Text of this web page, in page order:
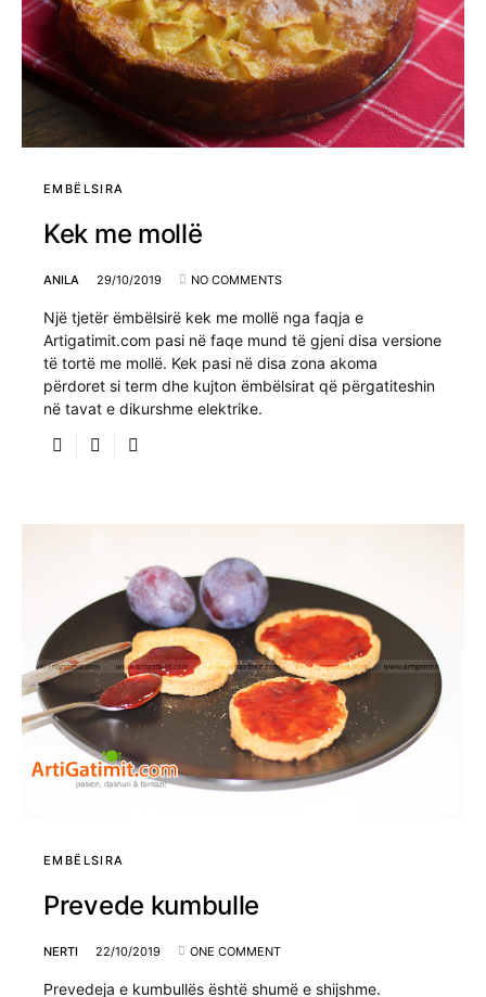
EMBËLSIRA
Kek me mollë
ANILA 29/10/2019 NO COMMENTS
Një tjetër ëmbëlsirë kek me mollë nga faqja e
Artigatimit.com pasi në faqe mund të gjeni disa versione
të tortë me mollë. Kek pasi në disa zona akoma
përdoret si term dhe kujton ëmbëlsirat që përgatiteshin
në tavat e dikurshme elektrike.
EMBËLSIRA
Prevede kumbulle
NERTI 22/10/2019 ONE COMMENT
Prevedeja e kumbullës është shumë e shijshme.